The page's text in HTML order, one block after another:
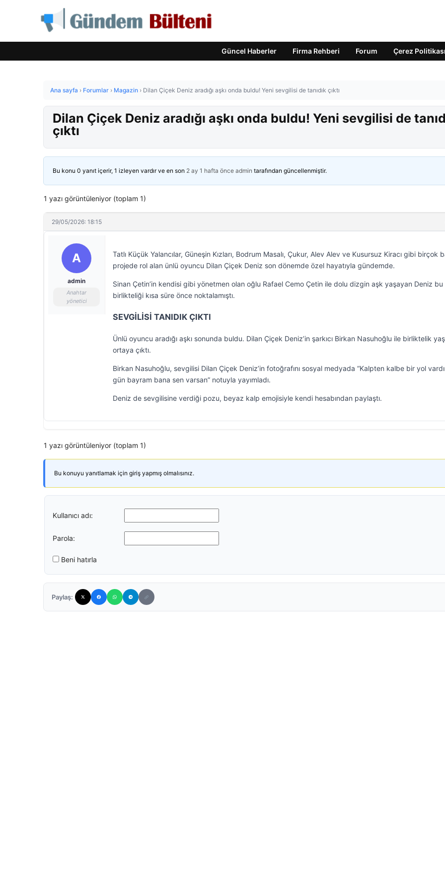
Güncel Haberler Firma Rehberi Forum Çerez Politikası
Ana sayfa › Forumlar › Magazin › Dilan Çiçek Deniz aradığı aşkı onda buldu! Yeni sevgilisi de tanıdık çıktı
Dilan Çiçek Deniz aradığı aşkı onda buldu! Yeni sevgilisi de
çıktı
Bu konu 0 yanıt içerir, 1 izleyen vardır ve en son 2 ay 1 hafta önce admin tarafından güncellenmiştir.
1 yazı görüntüleniyor (toplam 1)
29/05/2026: 18:15
A
admin
Anahtar
yönetici
Tatlı Küçük Yalancılar, Güneşin Kızları, Bodrum Masalı, Çukur, Alev Alev ve Kusursuz Kiracı gibi birçok
projede rol alan ünlü oyuncu Dilan Çiçek Deniz son dönemde özel hayatıyla gündemde.
Sinan Çetin’in kendisi gibi yönetmen olan oğlu Rafael Cemo Çetin ile dolu dizgin aşk yaşayan Deniz bu
birlikteliği kısa süre önce noktalamıştı.
SEVGİLİSİ TANIDIK ÇIKTI
Ünlü oyuncu aradığı aşkı sonunda buldu. Dilan Çiçek Deniz’in şarkıcı Birkan Nasuhoğlu ile birliktelik
ortaya çıktı.
Birkan Nasuhoğlu, sevgilisi Dilan Çiçek Deniz’in fotoğrafını sosyal medyada “Kalpten kalbe bir yol
gün bayram bana sen varsan” notuyla yayımladı.
Deniz de sevgilisine verdiği pozu, beyaz kalp emojisiyle kendi hesabından paylaştı.
1 yazı görüntüleniyor (toplam 1)
Bu konuyu yanıtlamak için giriş yapmış olmalısınız.
Kullanıcı adı:
Parola:
Beni hatırla
Paylaş: